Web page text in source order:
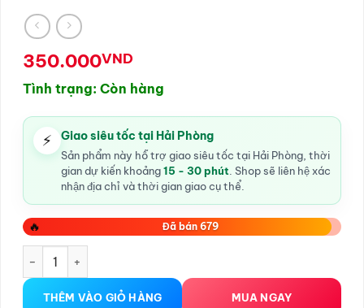
350.000VND
Tình trạng: Còn hàng
⚡ Giao siêu tốc tại Hải Phòng
Sản phẩm này hỗ trợ giao siêu tốc tại Hải Phòng, thời
gian dự kiến khoảng15 - 30 phút . Shop sẽ liên hệ xác
nhận địa chỉ và thời gian giao cụ thể.
🔥 Đã bán 679
Dầu massage Body Thái Lan hương Hoa nhài – Chai 1 lít số
THÊM VÀO GIỎ HÀNG MUA NGAY